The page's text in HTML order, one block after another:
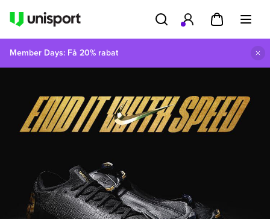
Member Days: Få 20% rabat